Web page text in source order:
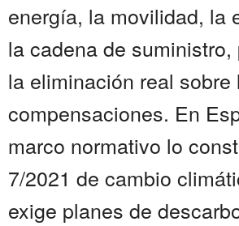
energía, la movilidad, la
la cadena de suministro,
la eliminación real sobre
compensaciones. En
marco normativo lo
7/2021 de cambio
exige planes de